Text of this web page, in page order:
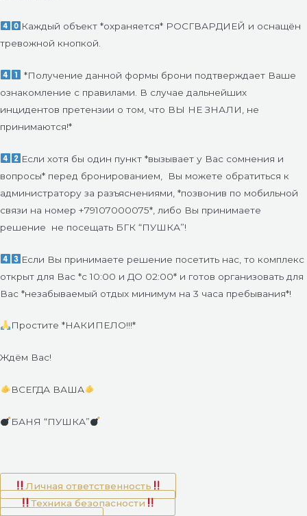
Каждый объект *охраняется* РОСГВАРДИЕЙ и оснащён
тревожной кнопкой.
*Получение данной формы брони подтверждает Ваше
ознакомление с правилами. В случае дальнейших
инцидентов претензии о том, что ВЫ НЕ ЗНАЛИ, не
принимаются!*
Если хотя бы один пункт *вызывает у Вас сомнения и
вопросы* перед бронированием,
Вы можете обратиться к
администратору за разъяснениями, *позвонив по мобильной
связи на номер +79107000075*, либо Вы принимаете
решение
не посещать БГК “ПУШКА”!
Если Вы принимаете решение посетить нас, то комплекс
открыт для Вас *с 10:00 и ДО 02:00* и готов организовать для
Вас *незабываемый отдых минимум на 3 часа пребывания*!
Простите *НАКИПЕЛО!!!*
Ждём Вас!
ВСЕГДА ВАША
БАНЯ “ПУШКА”
Личная ответственность
Техника безопасности